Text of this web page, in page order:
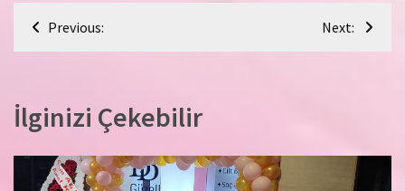
Yazı
gezinmesi
Previous: Next:
İlginizi Çekebilir